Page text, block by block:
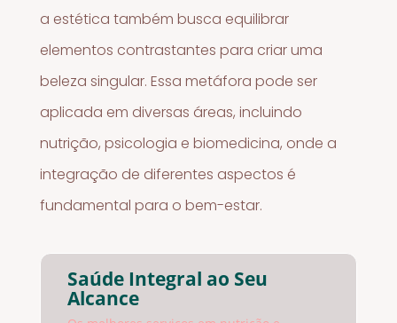
a estética também busca equilibrar
elementos contrastantes para criar uma
beleza singular. Essa metáfora pode ser
aplicada em diversas áreas, incluindo
nutrição, psicologia e biomedicina, onde a
integração de diferentes aspectos é
fundamental para o bem-estar.
Saúde Integral ao Seu
Alcance